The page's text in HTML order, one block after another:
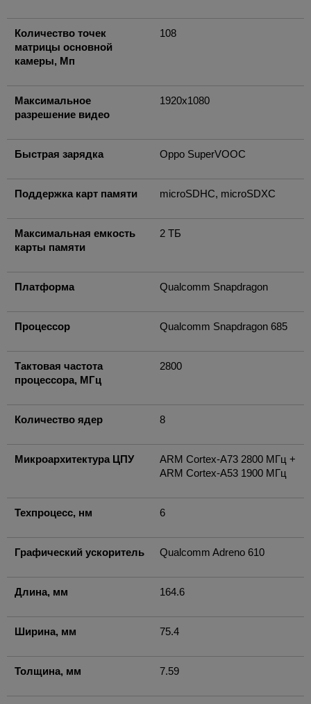
Количество точек
матрицы основной
камеры, Мп
108
Максимальное
разрешение видео
1920x1080
Быстрая зарядка Oppo SuperVOOC
Поддержка карт памяти microSDHC, microSDXC
Максимальная емкость
карты памяти
2 ТБ
Платформа Qualcomm Snapdragon
Процессор Qualcomm Snapdragon 685
Тактовая частота
процессора, МГц
2800
Количество ядер 8
Микроархитектура ЦПУ
ARM Cortex-A73 2800 МГц +
ARM Cortex-A53 1900 МГц
Техпроцесс, нм 6
Графический ускоритель Qualcomm Adreno 610
Длина, мм 164.6
Ширина, мм 75.4
Толщина, мм 7.59